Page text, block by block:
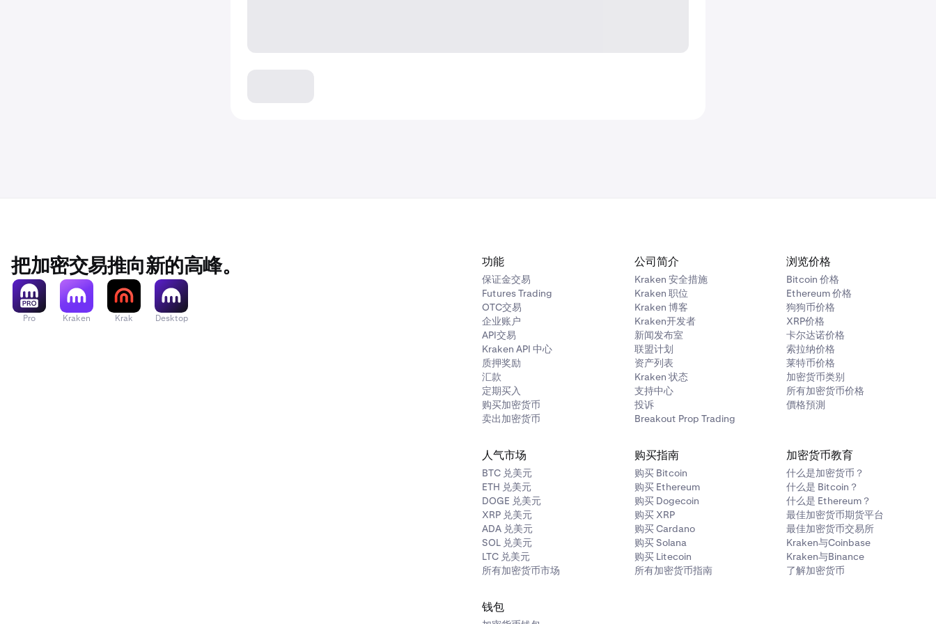
把加密交易推向新的高峰。
Pro Kraken Krak Desktop
功能
保证金交易
Futures Trading
OTC交易
企业账户
API交易
Kraken API 中心
质押奖励
汇款
定期买入
购买加密货币
卖出加密货币
公司简介
Kraken 安全措施
Kraken 职位
Kraken 博客
Kraken开发者
新闻发布室
联盟计划
资产列表
Kraken 状态
支持中心
投诉
Breakout Prop Trading
浏览价格
Bitcoin 价格
Ethereum 价格
狗狗币价格
XRP价格
卡尔达诺价格
索拉纳价格
莱特币价格
加密货币类别
所有加密货币价格
價格預測
人气市场
BTC 兑美元
ETH 兑美元
DOGE 兑美元
XRP 兑美元
ADA 兑美元
SOL 兑美元
LTC 兑美元
所有加密货币市场
购买指南
购买 Bitcoin
购买 Ethereum
购买 Dogecoin
购买 XRP
购买 Cardano
购买 Solana
购买 Litecoin
所有加密货币指南
加密货币教育
什么是加密货币？
什么是 Bitcoin？
什么是 Ethereum？
最佳加密货币期货平台
最佳加密货币交易所
Kraken与Coinbase
Kraken与Binance
了解加密货币
钱包